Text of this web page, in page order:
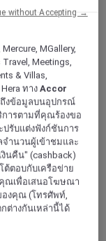
MGallery,
Meetings,
& Villas,
Hera ทางAccor
ถึงข้อมูลบนอุปกรณ์
การตามที่คุณร้องขอ
ปรับแต่งฟังก์ชันการ
จำนวนผู้เข้าชมและ
งินคืน" (cashback)
ตอบกับเครือข่าย
คุณเพื่อเสนอโฆษณา
องคุณ (โทรศัพท์,
ต่างกันเหล่านี้ได้
without Accepting →